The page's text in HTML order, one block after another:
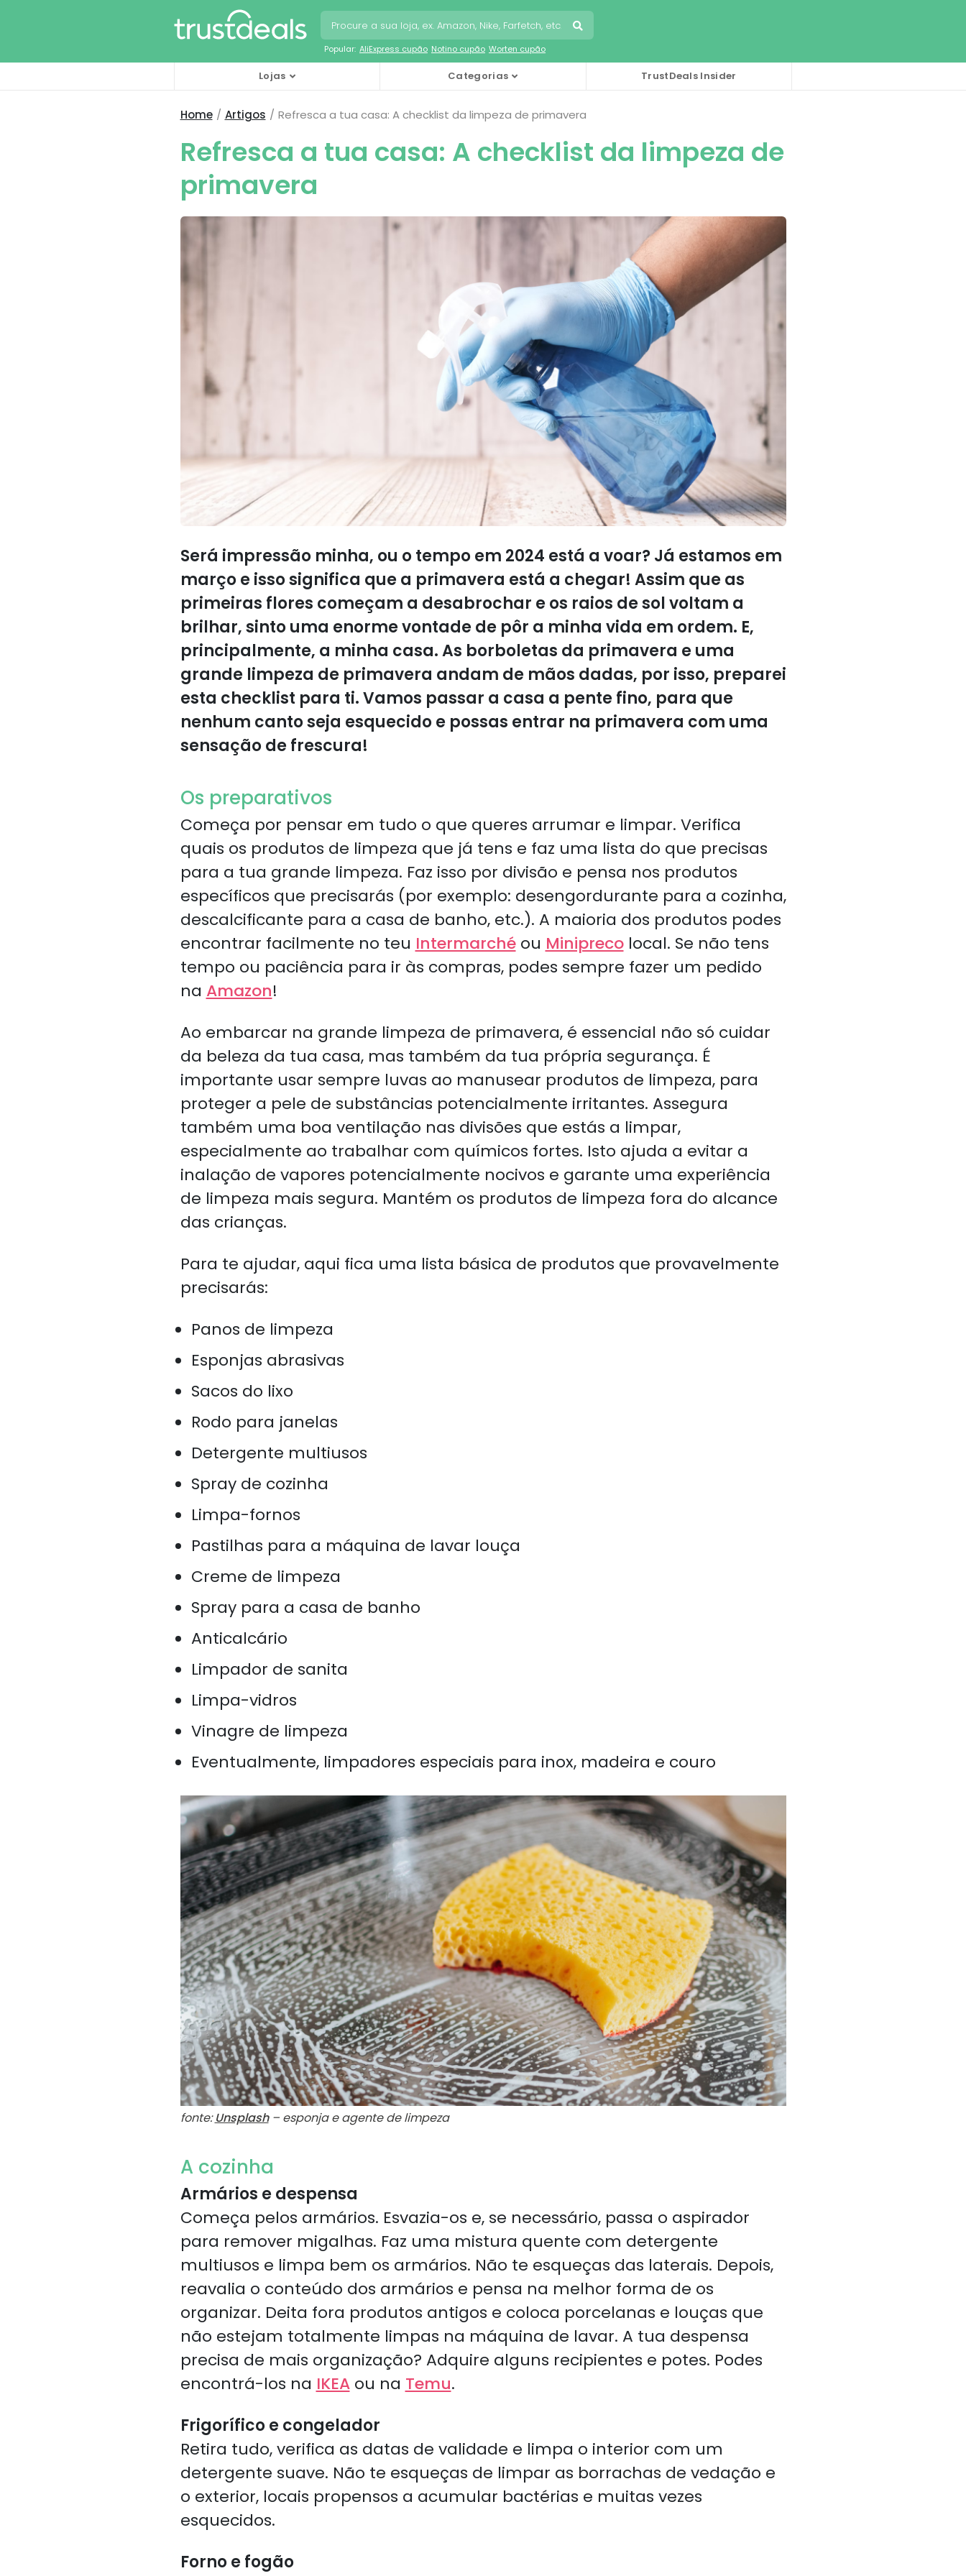
Popular: AliExpress cupão Notino cupão Worten cupão
Lojas Categorias TrustDeals Insider
Home Artigos Refresca a tua casa: A checklist da limpeza de primavera
Refresca a tua casa: A checklist da limpeza de
primavera
Será impressão minha, ou o tempo em 2024 está a voar? Já estamos em
março e isso significa que a primavera está a chegar! Assim que as
primeiras flores começam a desabrochar e os raios de sol voltam a
brilhar, sinto uma enorme vontade de pôr a minha vida em ordem. E,
principalmente, a minha casa. As borboletas da primavera e uma
grande limpeza de primavera andam de mãos dadas, por isso, preparei
esta checklist para ti. Vamos passar a casa a pente fino, para que
nenhum canto seja esquecido e possas entrar na primavera com uma
sensação de frescura!
Os preparativos
Começa por pensar em tudo o que queres arrumar e limpar. Verifica
quais os produtos de limpeza que já tens e faz uma lista do que precisas
para a tua grande limpeza. Faz isso por divisão e pensa nos produtos
específicos que precisarás (por exemplo: desengordurante para a cozinha,
descalcificante para a casa de banho, etc.). A maioria dos produtos podes
encontrar facilmente no teu Intermarchéou Miniprecolocal. Se não tens
tempo ou paciência para ir às compras, podes sempre fazer um pedido
na Amazon!
Ao embarcar na grande limpeza de primavera, é essencial não só cuidar
da beleza da tua casa, mas também da tua própria segurança. É
importante usar sempre luvas ao manusear produtos de limpeza, para
proteger a pele de substâncias potencialmente irritantes. Assegura
também uma boa ventilação nas divisões que estás a limpar,
especialmente ao trabalhar com químicos fortes. Isto ajuda a evitar a
inalação de vapores potencialmente nocivos e garante uma experiência
de limpeza mais segura. Mantém os produtos de limpeza fora do alcance
das crianças.
Para te ajudar, aqui fica uma lista básica de produtos que provavelmente
precisarás:
Panos de limpeza
Esponjas abrasivas
Sacos do lixo
Rodo para janelas
Detergente multiusos
Spray de cozinha
Limpa-fornos
Pastilhas para a máquina de lavar louça
Creme de limpeza
Spray para a casa de banho
Anticalcário
Limpador de sanita
Limpa-vidros
Vinagre de limpeza
Eventualmente, limpadores especiais para inox, madeira e couro
fonte:Unsplash– esponja e agente de limpeza
A cozinha
Armários e despensa
Começa pelos armários. Esvazia-os e, se necessário, passa o aspirador
para remover migalhas. Faz uma mistura quente com detergente
multiusos e limpa bem os armários. Não te esqueças das laterais. Depois,
reavalia o conteúdo dos armários e pensa na melhor forma de os
organizar. Deita fora produtos antigos e coloca porcelanas e louças que
não estejam totalmente limpas na máquina de lavar. A tua despensa
precisa de mais organização? Adquire alguns recipientes e potes. Podes
encontrá-los na IKEAou na Temu.
Frigorífico e congelador
Retira tudo, verifica as datas de validade e limpa o interior com um
detergente suave. Não te esqueças de limpar as borrachas de vedação e
o exterior, locais propensos a acumular bactérias e muitas vezes
esquecidos.
Forno e fogão